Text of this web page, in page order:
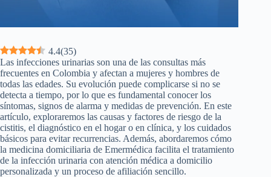
4.4(35)
Las infecciones urinarias son una de las consultas más
frecuentes en Colombia y afectan a mujeres y hombres de
todas las edades. Su evolución puede complicarse si no se
detecta a tiempo, por lo que es fundamental conocer los
síntomas, signos de alarma y medidas de prevención. En este
artículo, exploraremos las causas y factores de riesgo de la
cistitis, el diagnóstico en el hogar o en clínica, y los cuidados
básicos para evitar recurrencias. Además, abordaremos cómo
la medicina domiciliaria de Emermédica facilita el tratamiento
de la infección urinaria con atención médica a domicilio
personalizada y un proceso de afiliación sencillo.